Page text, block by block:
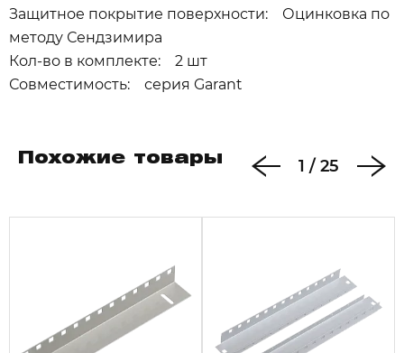
Защитное покрытие поверхности: Оцинковка по
методу Сендзимира
Кол-во в комплекте: 2 шт
Совместимость: серия Garant
Похожие товары 1 / 25